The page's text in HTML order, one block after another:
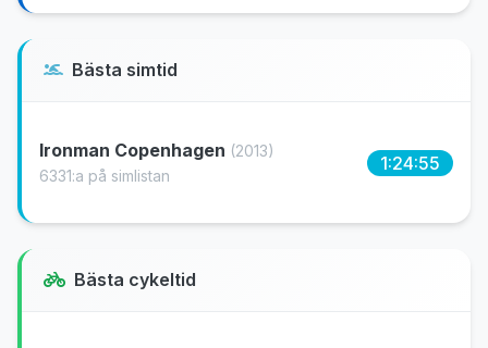
Bästa simtid
Ironman Copenhagen (2013)
6331:a på simlistan
1:24:55
Bästa cykeltid